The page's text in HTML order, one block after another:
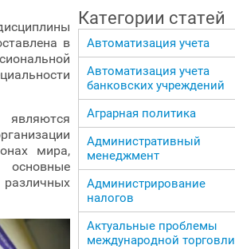
в
мира,
Категории статей
Автоматизация учета
Автоматизация учета
банковских учреждений
Аграрная политика
Административный
менеджмент
Администрирование
налогов
Актуальные проблемы
международной торговли